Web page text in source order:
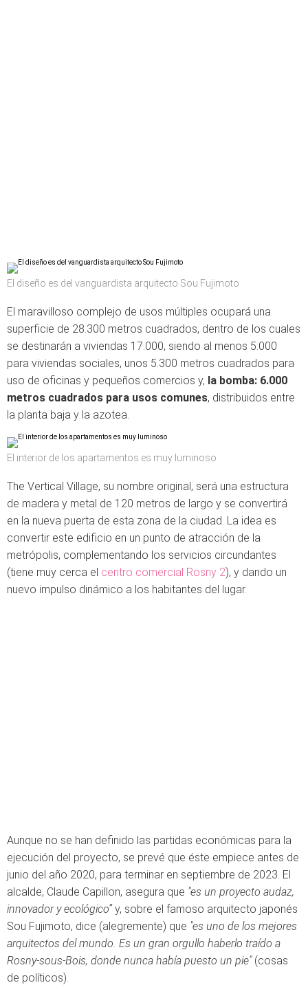
El diseño es del vanguardista arquitecto Sou Fujimoto
El maravilloso complejo de usos múltiples ocupará una
superficie de 28.300 metros cuadrados, dentro de los cuales
se destinarán a viviendas 17.000, siendo al menos 5.000
para viviendas sociales, unos 5.300 metros cuadrados para
uso de oficinas y pequeños comercios y, la bomba: 6.000
metros cuadrados para usos comunes, distribuidos entre
la planta baja y la azotea.
El interior de los apartamentos es muy luminoso
The Vertical Village, su nombre original, será una estructura
de madera y metal de 120 metros de largo y se convertirá
en la nueva puerta de esta zona de la ciudad. La idea es
convertir este edificio en un punto de atracción de la
metrópolis, complementando los servicios circundantes
(tiene muy cerca el centro comercial Rosny 2), y dando un
nuevo impulso dinámico a los habitantes del lugar.
Aunque no se han definido las partidas económicas para la
ejecución del proyecto, se prevé que éste empiece antes de
junio del año 2020, para terminar en septiembre de 2023. El
alcalde, Claude Capillon, asegura que "es un proyecto audaz,
innovador y ecológico”y, sobre el famoso arquitecto japonés
Sou Fujimoto, dice (alegremente) que "es uno de los mejores
arquitectos del mundo. Es un gran orgullo haberlo traído a
Rosny-sous-Bois, donde nunca había puesto un pie"(cosas
de políticos).